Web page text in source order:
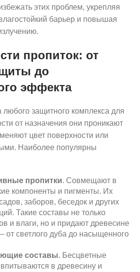
этих проблем, укрепляя
барьер и повышая
пропиток: от
до
эффекта
защитного комплекса для
от назначения они проникают
цвет поверхности или
Наиболее популярны
пропитки. Совмещают в
компоненты и пигменты. Их
заборов, беседок и других
Такие составы не только
и влаги, но и придают древесине
от светлого дуба до насыщенного
составы. Бесцветные
в древесину и